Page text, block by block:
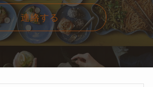
連絡する